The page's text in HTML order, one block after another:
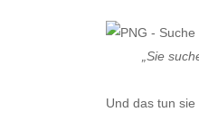
„Sie
Und das tun